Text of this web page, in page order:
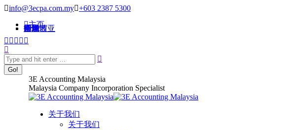
跳
内
容
info@3ecpa.com.my +603 2387 5300
主页
招聘
马来西亚
新加坡
香港
印尼
全球
Facebook
opens
in
new
window
X
opens
in
new
window
YouTube
opens
in
new
window
Linkedin
opens
in
new
window
opens
in
new
window
Search:
3E Accounting Malaysia
Malaysia Company Incorporation Specialist
关于我们
关于我们